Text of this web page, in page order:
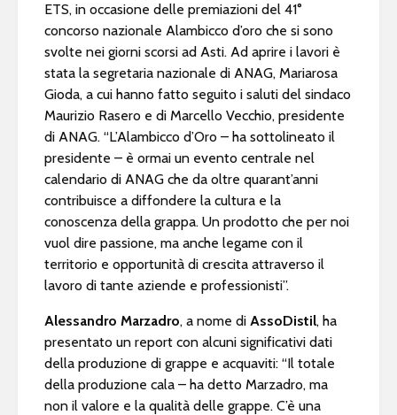
ETS, in occasione delle premiazioni del 41°
concorso nazionale Alambicco d’oro che si sono
svolte nei giorni scorsi ad Asti. Ad aprire i lavori è
stata la segretaria nazionale di ANAG, Mariarosa
Gioda, a cui hanno fatto seguito i saluti del sindaco
Maurizio Rasero e di Marcello Vecchio, presidente
di ANAG. “L’Alambicco d’Oro – ha sottolineato il
presidente – è ormai un evento centrale nel
calendario di ANAG che da oltre quarant’anni
contribuisce a diffondere la cultura e la
conoscenza della grappa. Un prodotto che per noi
vuol dire passione, ma anche legame con il
territorio e opportunità di crescita attraverso il
lavoro di tante aziende e professionisti”.
Alessandro Marzadro, a nome di AssoDistil, ha
presentato un report con alcuni significativi dati
della produzione di grappe e acquaviti: “Il totale
della produzione cala – ha detto Marzadro, ma
non il valore e la qualità delle grappe. C’è una